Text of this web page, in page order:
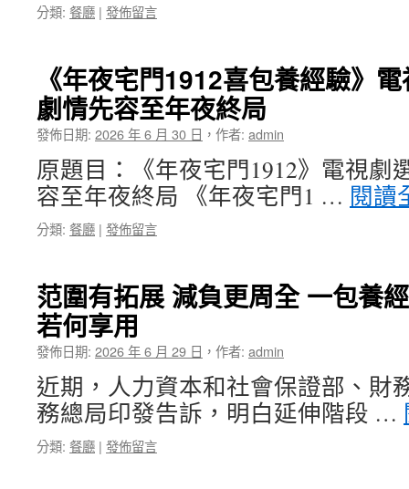
分類: 餐廳 | 發佈留言
《年夜宅門1912喜包養經驗》
劇情先容至年夜終局
發佈日期: 2026 年 6 月 30 日 ， 作者: admin
原題目：《年夜宅門1912》電視劇
容至年夜終局 《年夜宅門1 … 閱讀
分類: 餐廳 | 發佈留言
范圍有拓展 減負更周全 一包養
若何享用
發佈日期: 2026 年 6 月 29 日 ， 作者: admin
近期，人力資本和社會保證部、財
務總局印發告訴，明白延伸階段 …
分類: 餐廳 | 發佈留言